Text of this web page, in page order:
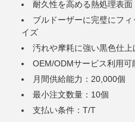
耐久性を高める熱処理表面
ブルドーザーに完璧にフ
イズ
汚れや摩耗に強い黒色仕上
OEM/ODMサービス利用可
月間供給能力：20,000個
最小注文数量：10個
支払い条件：T/T